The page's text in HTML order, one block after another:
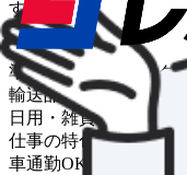
す。
車種
準中型･中型トラック
輸送品目
日用・雑貨・衣料・
仕事の特色
車通勤OK